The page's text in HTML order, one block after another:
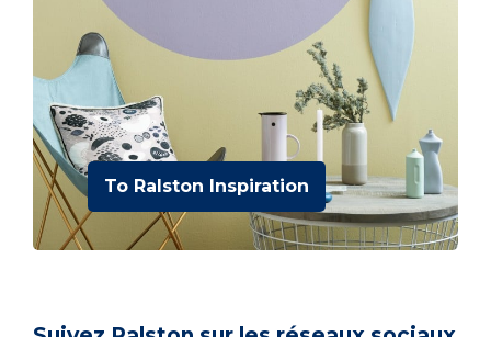
To Ralston Inspiration